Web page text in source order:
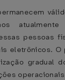
pessoas
eletrônicos. O
gradual